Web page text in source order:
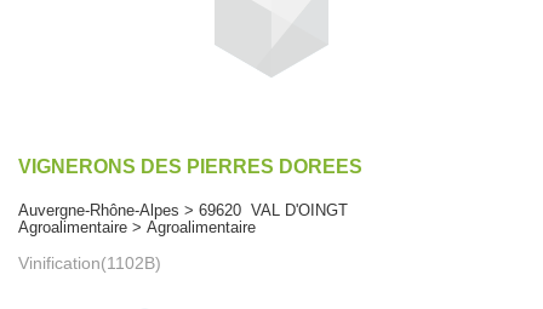
VIGNERONS DES PIERRES DOREES
Auvergne-Rhône-Alpes > 69620 VAL D'OINGT
Agroalimentaire > Agroalimentaire
Vinification(1102B)